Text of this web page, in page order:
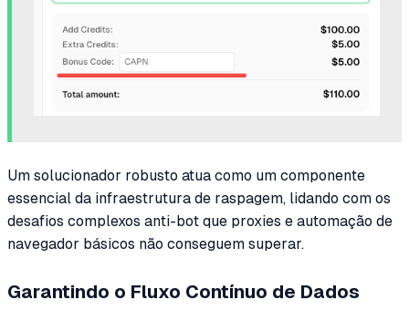
Um solucionador robusto atua como um componente
essencial da infraestrutura de raspagem, lidando com os
desafios complexos anti-bot que proxies e automação de
navegador básicos não conseguem superar.
Garantindo o Fluxo Contínuo de Dados